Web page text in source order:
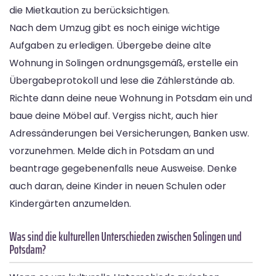
die Mietkaution zu berücksichtigen.
Nach dem Umzug gibt es noch einige wichtige
Aufgaben zu erledigen. Übergebe deine alte
Wohnung in Solingen ordnungsgemäß, erstelle ein
Übergabeprotokoll und lese die Zählerstände ab.
Richte dann deine neue Wohnung in Potsdam ein und
baue deine Möbel auf. Vergiss nicht, auch hier
Adressänderungen bei Versicherungen, Banken usw.
vorzunehmen. Melde dich in Potsdam an und
beantrage gegebenenfalls neue Ausweise. Denke
auch daran, deine Kinder in neuen Schulen oder
Kindergärten anzumelden.
Was sind die kulturellen Unterschieden zwischen Solingen und
Potsdam?